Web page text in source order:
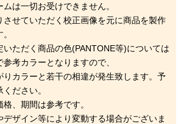
は一切お受けできません。
せていただく校正画像を元に商品を製作
ただく商品の色(PANTONE等)については
参考カラーとなりますので、
カラーと若干の相違が発生致します。予
ださい。
、期間は参考です。
ザイン等により変動する場合がございま